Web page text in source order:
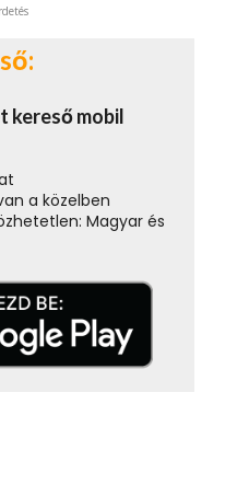
kereső mobil
a közelben
Magyar és